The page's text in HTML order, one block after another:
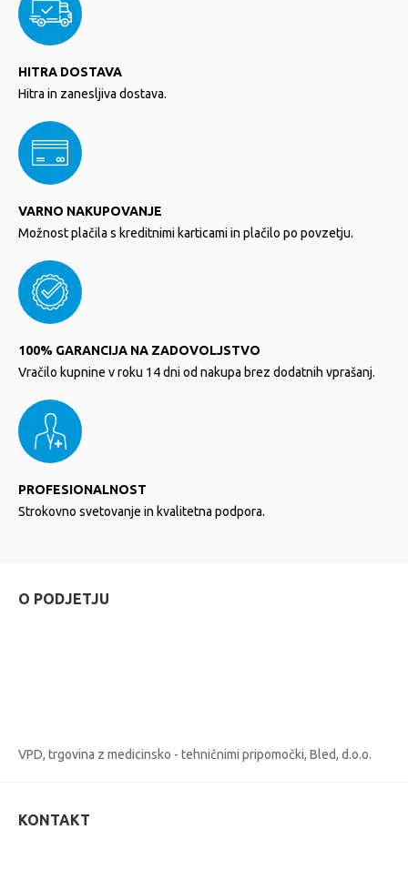
HITRA DOSTAVA
Hitra in zanesljiva dostava.
VARNO NAKUPOVANJE
Možnost plačila s kreditnimi karticami in plačilo po povzetju.
100% GARANCIJA NA ZADOVOLJSTVO
Vračilo kupnine v roku 14 dni od nakupa brez dodatnih vprašanj.
PROFESIONALNOST
Strokovno svetovanje in kvalitetna podpora.
O PODJETJU
VPD, trgovina z medicinsko - tehničnimi pripomočki, Bled, d.o.o.
KONTAKT